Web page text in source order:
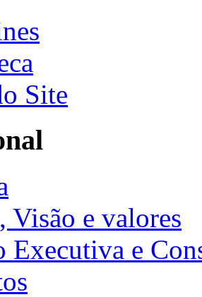
Site
Visão e valores
Executiva e